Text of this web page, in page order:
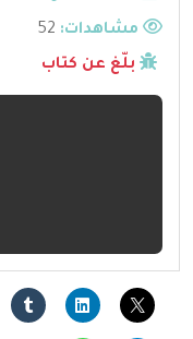
مشاهدات:
بلّغ عن كتاب